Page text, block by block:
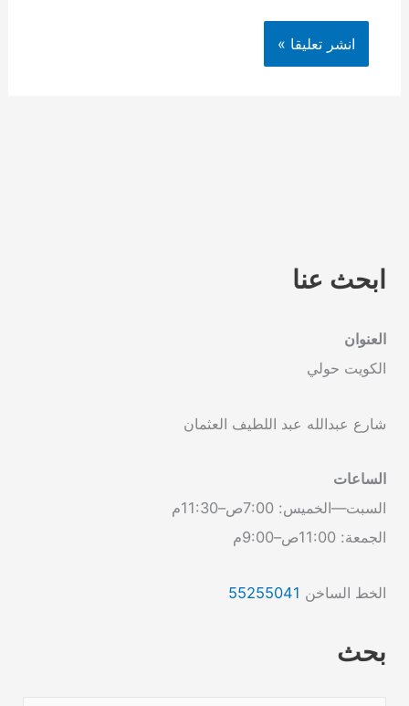
ابحث عنا
العنوان
الكويت حولي
شارع عبدالله عبد اللطيف العثمان
الساعات
السبت—الخميس: 7:00ص–11:30م
الجمعة: 11:00ص–9:00م
الخط الساخن 55255041
بحث